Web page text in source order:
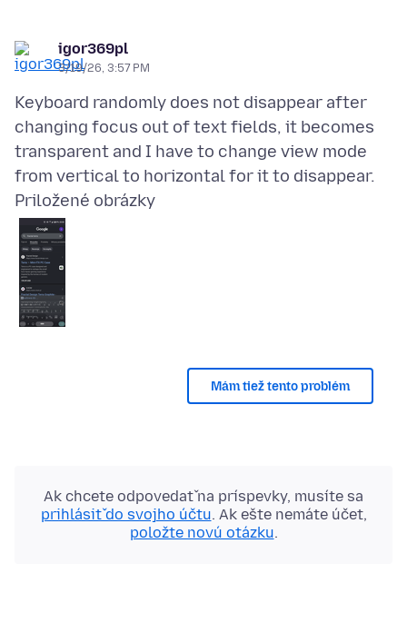
igor369pl
3/19/26, 3:57 PM
Keyboard randomly does not disappear after
changing focus out of text fields, it becomes
transparent and I have to change view mode
Priložené obrázky
Mám tiež tento problém
Ak chcete odpovedať na príspevky, musíte sa
prihlásiť do svojho účtu. Ak ešte nemáte účet,
položte novú otázku.